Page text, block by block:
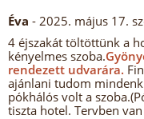
Éva - 2025. május 17.
4 éjszakát töltöttünk a
kényelmes szoba.
rendezett udvarára.
ajánlani tudom
pókhálós volt a
tiszta hotel. Tervben